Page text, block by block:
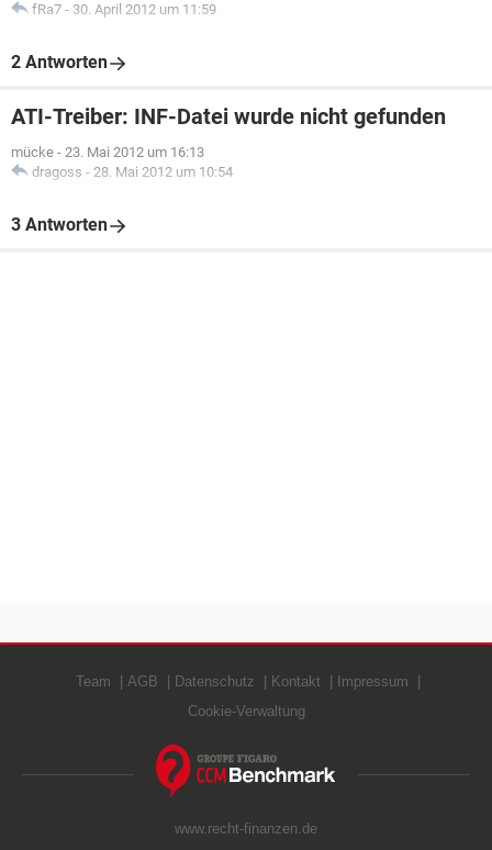
fRa7 - 30. April 2012 um 11:59
2 Antworten
ATI-Treiber: INF-Datei wurde nicht gefunden
mücke - 23. Mai 2012 um 16:13
dragoss - 28. Mai 2012 um 10:54
3 Antworten
Team AGB Datenschutz Kontakt
Impressum
Cookie-Verwaltung
www.recht-finanzen.de